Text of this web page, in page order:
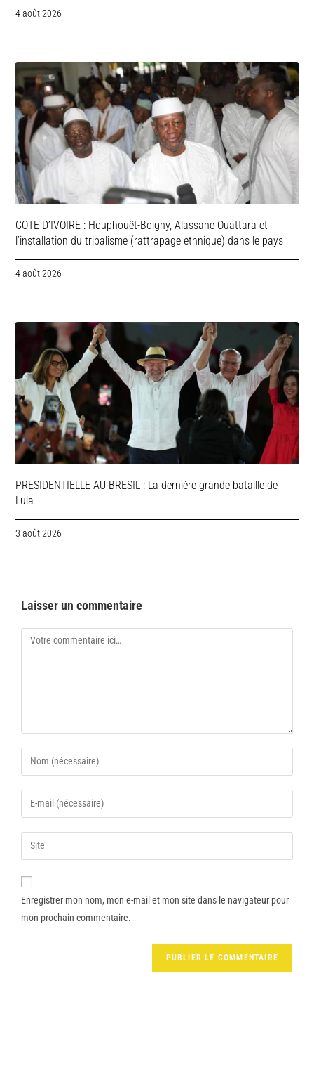
4 août 2026
COTE D’IVOIRE : Houphouët-Boigny, Alassane Ouattara et
l’installation du tribalisme (rattrapage ethnique) dans le pays
4 août 2026
PRESIDENTIELLE AU BRESIL : La dernière grande bataille de
Lula
3 août 2026
Laisser un commentaire
Enregistrer mon nom, mon e-mail et mon site dans le navigateur pour
mon prochain commentaire.